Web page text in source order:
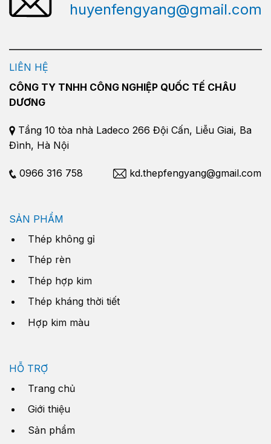
huyenfengyang@gmail.com
LIÊN HỆ
CÔNG TY TNHH CÔNG NGHIỆP QUỐC TẾ CHÂU
DƯƠNG
Tầng 10 tòa nhà Ladeco 266 Đội Cấn, Liễu Giai, Ba
Đình, Hà Nội
0966 316 758 kd.thepfengyang@gmail.com
SẢN PHẨM
Thép không gỉ
Thép rèn
Thép hợp kim
Thép kháng thời tiết
Hợp kim màu
HỖ TRỢ
Trang chủ
Giới thiệu
Sản phẩm